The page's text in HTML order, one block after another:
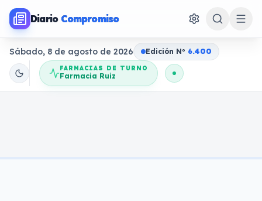
Diario Compromiso
Sábado, 8 de agosto de 2026 Edición No 6.400
FARMACIAS DE TURNO
Farmacia Ruiz